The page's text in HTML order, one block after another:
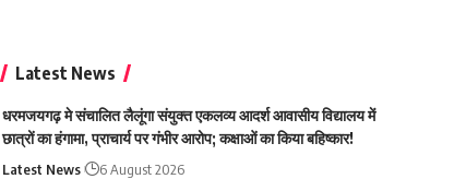
Latest News
धरमजयगढ़ मे संचालित लैलूंगा संयुक्त एकलव्य आदर्श आवासीय विद्यालय में
छात्रों का हंगामा, प्राचार्य पर गंभीर आरोप; कक्षाओं का किया बहिष्कार!
Latest News 6 August 2026